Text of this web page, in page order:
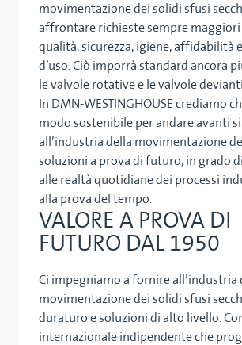
movimentazione dei solidi sfusi
affrontare richieste sempre
qualità, sicurezza, igiene, affidabilità
d’uso. Ciò imporrà standard ancora
le valvole rotative e le valvole
In DMN-WESTINGHOUSE crediamo
modo sostenibile per andare avanti
all’industria della movimentazione
soluzioni a prova di futuro, in grado
alle realtà quotidiane dei processi
alla prova del tempo.
VALORE A PROVA DI
FUTURO DAL 1950
Ci impegniamo a fornire all’industria
movimentazione dei solidi sfusi
duraturo e soluzioni di alto livello.
internazionale indipendente che